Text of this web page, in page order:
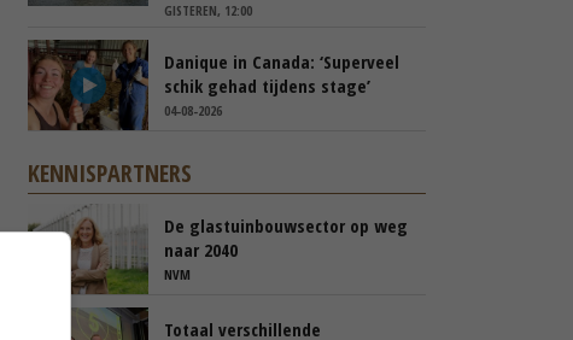
GISTEREN, 12:00
Danique in Canada: ‘Superveel
schik gehad tijdens stage’
04-08-2026
KENNISPARTNERS
De glastuinbouwsector op weg
naar 2040
NVM
Totaal verschillende